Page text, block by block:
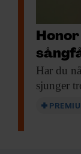
Har du
sjunger